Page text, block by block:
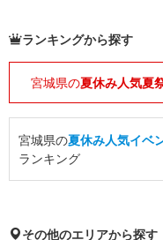
ランキングから探す
宮城県の夏休み人気夏
宮城県の夏休み人気イベ
ランキング
その他のエリアから探す